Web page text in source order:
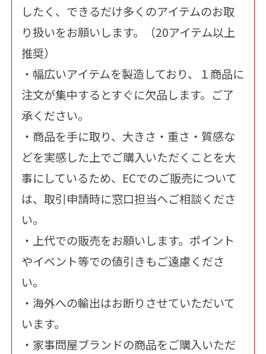
したく、できるだけ多くのアイテムのお取
り扱いをお願いします。（20アイテム以上
推奨）
・幅広いアイテムを製造しており、１商品に
注文が集中するとすぐに欠品します。ご了
承ください。
・商品を手に取り、大きさ・重さ・質感な
どを実感した上でご購入いただくことを大
事にしているため、ECでのご販売について
は、取引申請時に窓口担当へご相談くださ
い。
・上代での販売をお願いします。ポイント
やイベント等での値引きもご遠慮くださ
い。
・海外への輸出はお断りさせていただいて
います。
・家事問屋ブランドの商品をご購入いただ